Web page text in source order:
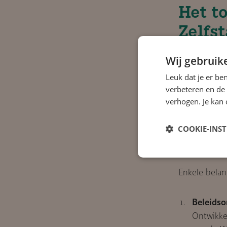
Het
Omdat de
ingediend
dit moment
Zeker
dat de
er
Enkele
Wij
Leuk dat je er
verbeteren en
verhogen. Je
COOKIE-